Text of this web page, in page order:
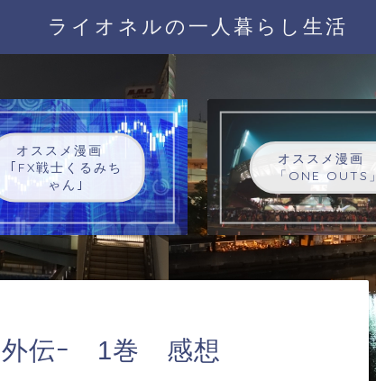
ライオネルの一人暮らし生活
オススメ漫画
｢FX戦士くるみち
ゃん｣
オススメ漫画
「ONE OUTS」
外伝ｰ 1巻 感想